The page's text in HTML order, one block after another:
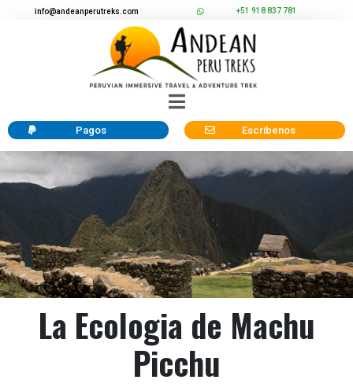
info@andeanperutreks.com +51 918 837 781
Pagos Escribenos
La Ecologia de Machu
Picchu